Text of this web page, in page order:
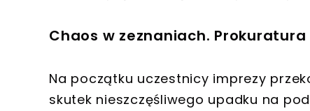
Chaos w zeznaniach.
Na początku uczestnicy imprezy
skutek nieszczęśliwego upadku na